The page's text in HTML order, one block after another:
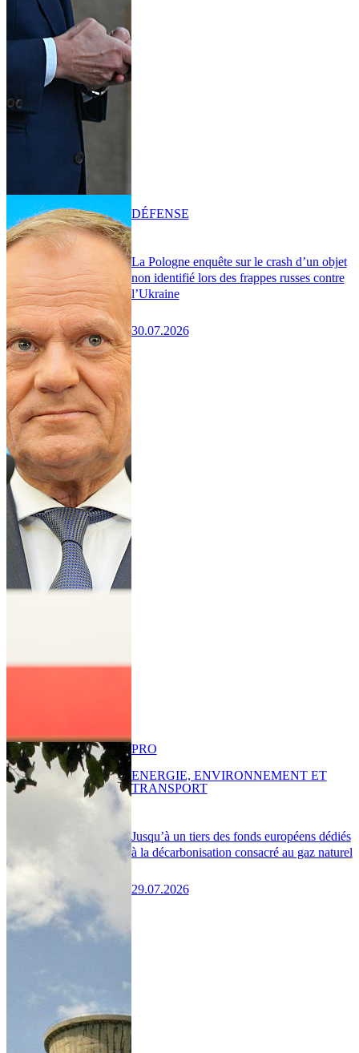
La Pologne enquête sur le crash d’un objet
non identifié lors des frappes russes contre
l’Ukraine
30.07.2026
DÉFENSE
Jusqu’à un tiers des fonds européens dédiés
à la décarbonisation consacré au gaz naturel
29.07.2026
PRO
ENERGIE, ENVIRONNEMENT ET
TRANSPORT